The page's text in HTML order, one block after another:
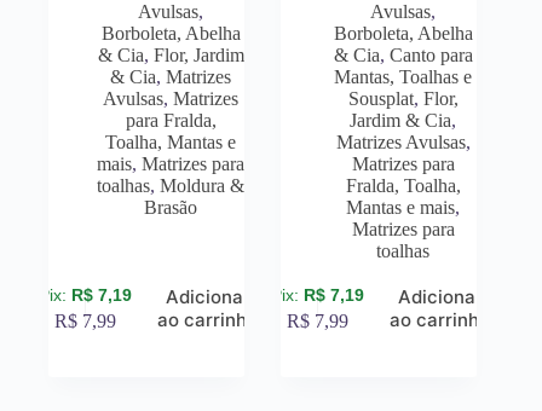
Avulsas,
Borboleta, Abelha
& Cia, Flor, Jardim
& Cia,Matrizes
Avulsas,Matrizes
para Fralda,
Toalha, Mantas e
mais,Matrizes para
toalhas,Moldura &
Brasão
R$ 7,19
R$ 7,99
Adicionar
ao carrinho
Avulsas,
Borboleta, Abelha
& Cia, Canto para
Mantas, Toalhas e
Sousplat, Flor,
Jardim & Cia,
Matrizes Avulsas,
Matrizes para
Fralda, Toalha,
Mantas e mais,
Matrizes para
toalhas
R$ 7,19
R$ 7,99
Adicionar
ao carrinho